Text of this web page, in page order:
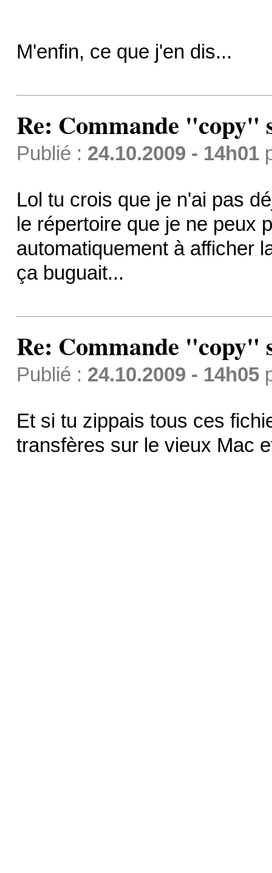
M'enfin, ce que j'en dis...
Re: Commande "copy"
Publié : 24.10.2009 - 14h01
Lol tu crois que je n'ai pas
le répertoire que je ne peux
automatiquement à afficher
ça buguait...
Re: Commande "copy"
Publié : 24.10.2009 - 14h05
Et si tu zippais tous ces
transfères sur le vieux Mac